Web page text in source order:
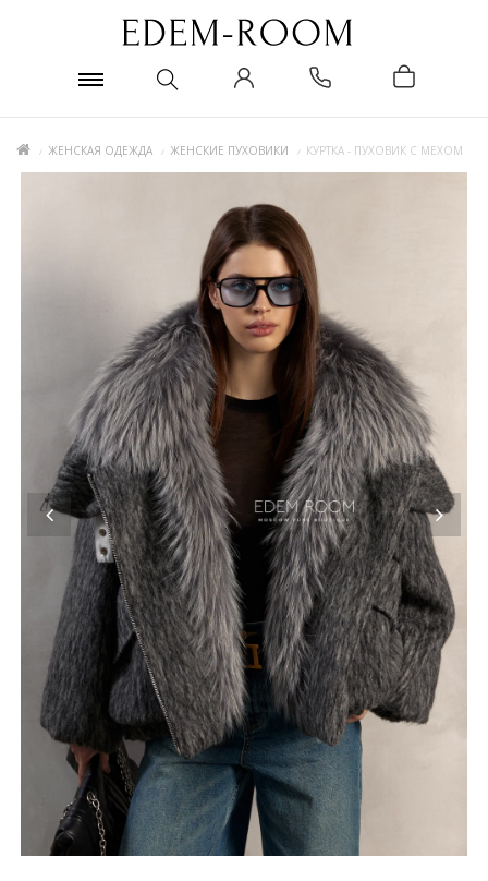
ЖЕНСКАЯ ОДЕЖДА ЖЕНСКИЕ ПУХОВИКИ КУРТКА - ПУХОВИК С МЕХОМ